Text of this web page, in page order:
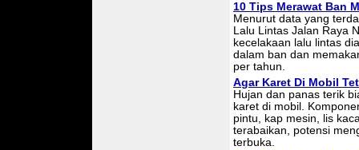
10 Tips Merawat Ban
Menurut data yang
Lalu Lintas Jalan Raya
kecelakaan lalu lintas
dalam ban dan
per tahun.
Agar Karet Di Mobil
Hujan dan panas terik
karet di mobil.
pintu, kap mesin, lis
terabaikan, potensi
terbuka.